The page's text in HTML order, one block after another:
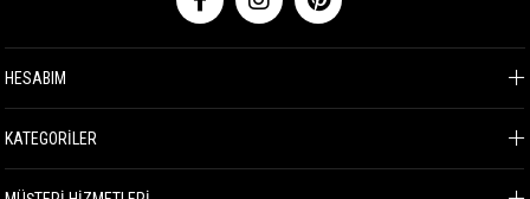
HESABIM
KATEGORİLER